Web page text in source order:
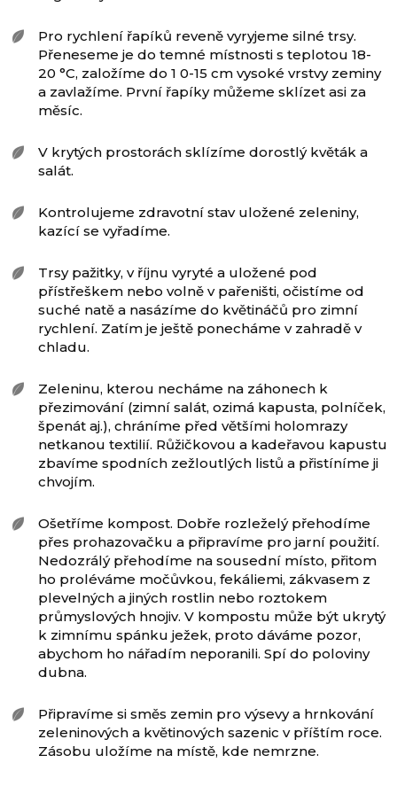
Pro rychlení řapíků reveně vyryjeme silné trsy.
Přeneseme je do temné místnosti s teplotou 18-
20 °C, založíme do 1 0-15 cm vysoké vrstvy zeminy
a zavlažíme. První řapíky můžeme sklízet asi za
měsíc.
V krytých prostorách sklízíme dorostlý květák a
salát.
Kontrolujeme zdravotní stav uložené zeleniny,
kazící se vyřadíme.
Trsy pažitky, v říjnu vyryté a uložené pod
přístřeškem nebo volně v pařeništi, očistíme od
suché natě a nasázíme do květináčů pro zimní
rychlení. Zatím je ještě ponecháme v zahradě v
chladu.
Zeleninu, kterou necháme na záhonech k
přezimování (zimní salát, ozimá kapusta, polníček,
špenát aj.), chráníme před většími holomrazy
netkanou textilií. Růžičkovou a kadeřavou kapustu
zbavíme spodních zežloutlých listů a přistíníme ji
chvojím.
Ošetříme kompost. Dobře rozleželý přehodíme
přes prohazovačku a připravíme pro jarní použití.
Nedozrálý přehodíme na sousední místo, přitom
ho proléváme močůvkou, fekáliemi, zákvasem z
plevelných a jiných rostlin nebo roztokem
průmyslových hnojiv. V kompostu může být ukrytý
k zimnímu spánku ježek, proto dáváme pozor,
abychom ho nářadím neporanili. Spí do poloviny
dubna.
Připravíme si směs zemin pro výsevy a hrnkování
zeleninových a květinových sazenic v příštím roce.
Zásobu uložíme na místě, kde nemrzne.